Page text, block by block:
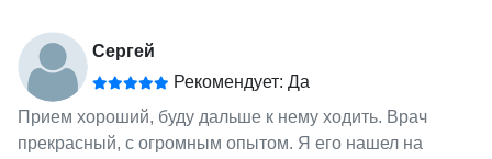
Сергей
Рекомендует: Да
Прием хороший, буду дальше к нему ходить. Врач
прекрасный, с огромным опытом. Я его нашел на